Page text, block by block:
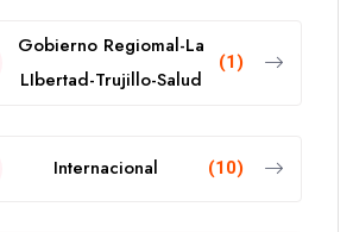
Gobierno Regiomal-La
LIbertad-Trujillo-Salud
(1)
Internacional (10)